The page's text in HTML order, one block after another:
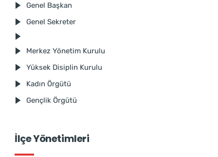
Genel Başkan
Genel Sekreter
Merkez Yönetim Kurulu
Yüksek Disiplin Kurulu
Kadın Örgütü
Gençlik Örgütü
İlçe Yönetimleri